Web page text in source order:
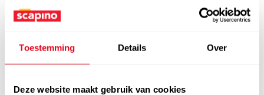
Toestemming Details Over
Deze website maakt gebruik van cookies